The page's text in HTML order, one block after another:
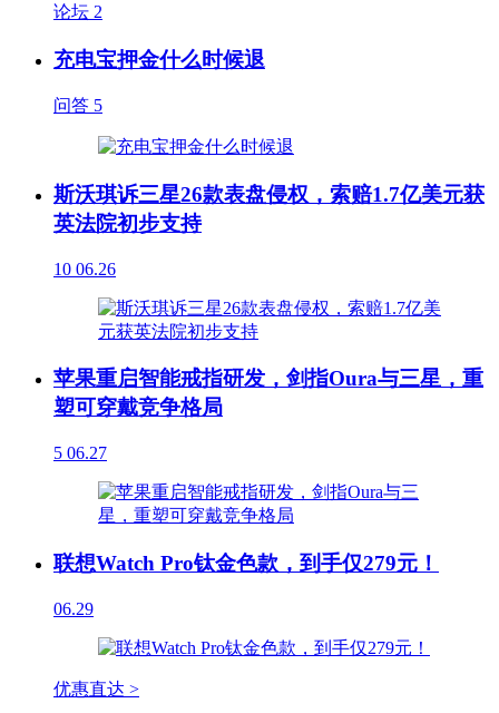
论坛 2
充电宝押金什么时候退
问答 5
斯沃琪诉三星26款表盘侵权，索赔1.7亿美元获
英法院初步支持
10 06.26
苹果重启智能戒指研发，剑指Oura与三星，重
塑可穿戴竞争格局
5 06.27
联想Watch Pro钛金色款，到手仅279元！
06.29
优惠直达 >